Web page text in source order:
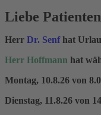
Liebe
Herr Dr. Senfhat
Herr Hoffmann hat
Montag, 10.8.26 von
Dienstag, 11.8.26 von